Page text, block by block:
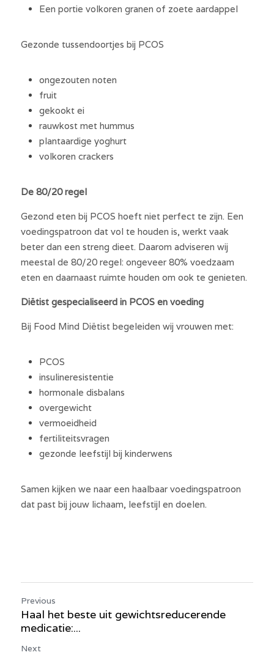
Een portie volkoren granen of zoete aardappel
Gezonde tussendoortjes bij PCOS
ongezouten noten
fruit
gekookt ei
rauwkost met hummus
plantaardige yoghurt
volkoren crackers
De 80/20 regel
Gezond eten bij PCOS hoeft niet perfect te zijn. Een
voedingspatroon dat vol te houden is, werkt vaak
beter dan een streng dieet. Daarom adviseren wij
meestal de 80/20 regel: ongeveer 80% voedzaam
eten en daarnaast ruimte houden om ook te genieten.
Diëtist gespecialiseerd in PCOS en voeding
Bij Food Mind Diëtist begeleiden wij vrouwen met:
PCOS
insulineresistentie
hormonale disbalans
overgewicht
vermoeidheid
fertiliteitsvragen
gezonde leefstijl bij kinderwens
Samen kijken we naar een haalbaar voedingspatroon
dat past bij jouw lichaam, leefstijl en doelen.
Previous
Haal het beste uit gewichtsreducerende
medicatie:...
Next